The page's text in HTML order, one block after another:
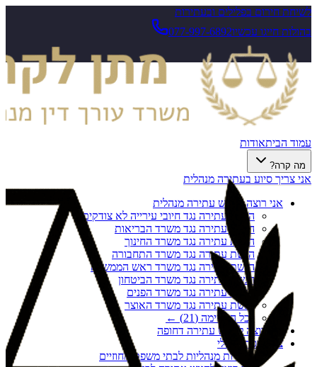
לשיחת חירום בפלילים ובעתירות
בהולות חייגו עכשיו077-997-6892
עמוד הביתאודות
מה קרה?
אני צריך סיוע בעתירה מנהלית
אני רוצה להגיש עתירה מנהלית
הגשת עתירה נגד חיובי עירייה לא צודקים
הגשת עתירה נגד משרד הבריאות
הגשת עתירה נגד משרד החינוך
הגשת עתירה נגד משרד התחבורה
הגשת עתירה נגד משרד ראש הממשלה
הגשת עתירה נגד משרד הביטחון
הגשת עתירה נגד משרד הפנים
הגשת עתירה נגד משרד האוצר
לכל הרשימה (21
) ←
אני רוצה להגיש עתירה דחופה
צו הריסה מנהלי
עתירות מנהליות לבתי משפט מחוזיים